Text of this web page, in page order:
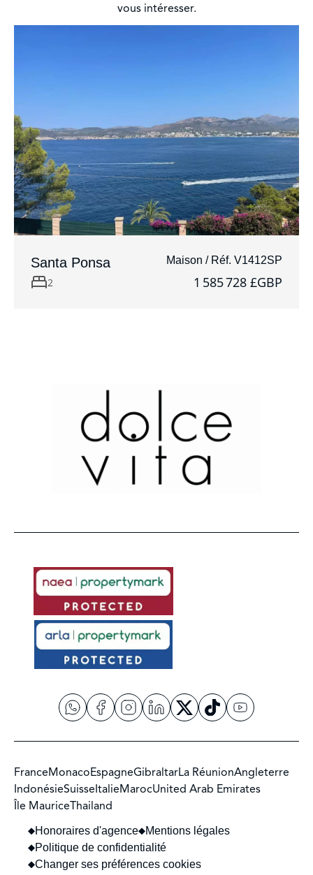
vous intéresser.
Santa Ponsa Maison / Réf. V1412SP
2 1 585 728 £GBP
FranceMonacoEspagneGibraltarLa RéunionAngleterre
IndonésieSuisseItalieMarocUnited Arab Emirates
Île MauriceThailand
Honoraires d'agence
Mentions légales
Politique de confidentialité
Changer ses préférences cookies